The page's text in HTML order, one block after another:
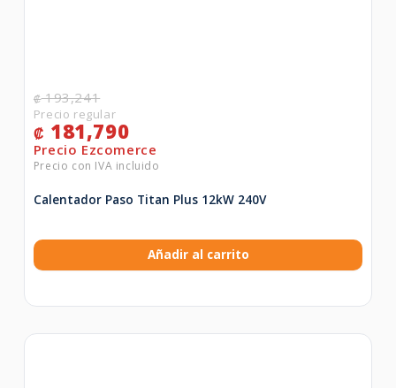
₡193,241
₡ 181,790
Calentador Paso Titan Plus 12kW 240V
Añadir al carrito